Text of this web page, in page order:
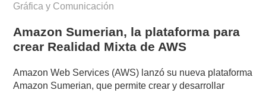
Gráfica y Comunicación
Amazon Sumerian, la plataforma para
crear Realidad Mixta de AWS
Amazon Web Services (AWS) lanzó su nueva plataforma
Amazon Sumerian, que permite crear y desarrollar